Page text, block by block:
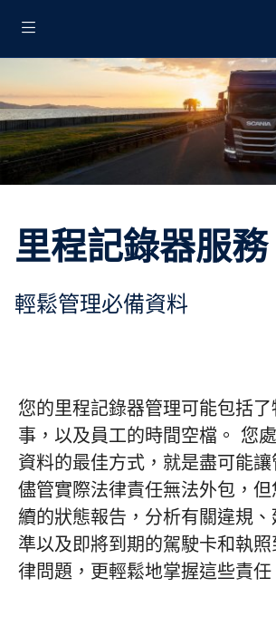
里程記錄器服務
輕鬆管理必備資料
您的里程記錄器管理可能包括
事，以及員工的時間空檔。 您
資料的最佳方式，就是盡可能讓
儘管實際法律責任無法外包，
續的狀態報告，分析有關違規
準以及即將到期的駕駛卡和執
律問題，更輕鬆地掌握這些責任